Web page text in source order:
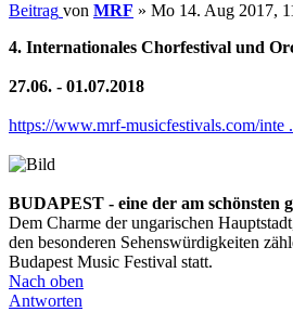
Beitrag von MRF » Mo 14. Aug 2017,
4. Internationales Chorfestival und
27.06. - 01.07.2018
https://www.mrf-musicfestivals.com/inte
BUDAPEST - eine der am schönsten
Dem Charme der ungarischen
den besonderen Sehenswürdigkeiten
Budapest Music Festival statt.
Nach oben
Antworten